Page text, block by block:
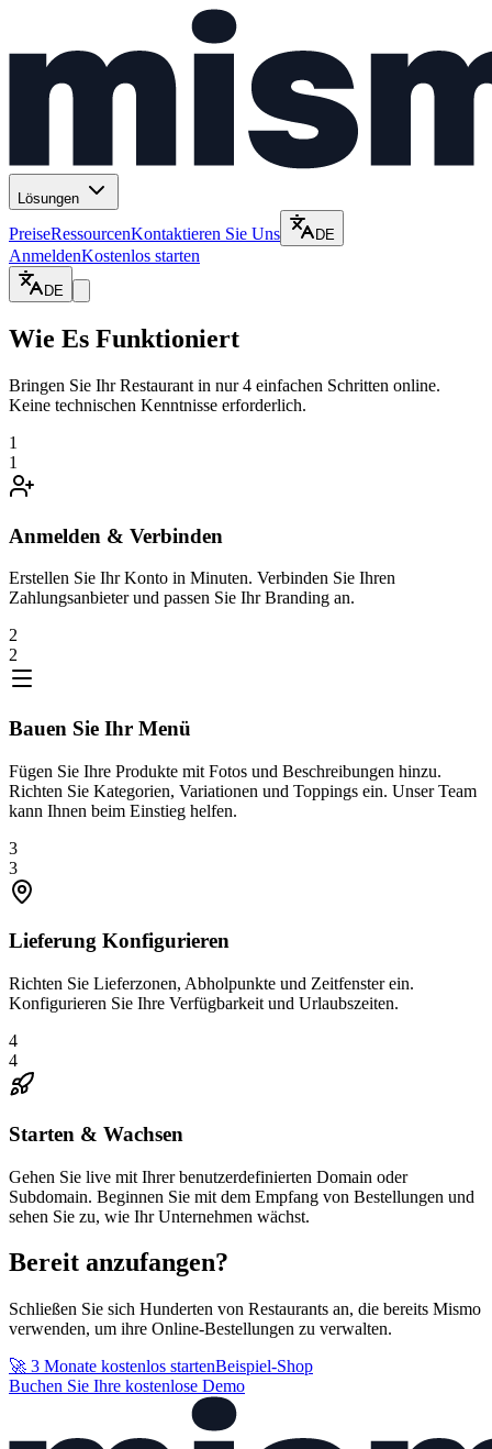
Lösungen
PreiseRessourcenKontaktieren Sie Uns DE
AnmeldenKostenlos starten
DE
Wie Es Funktioniert
Bringen Sie Ihr Restaurant in nur 4 einfachen Schritten online.
Keine technischen Kenntnisse erforderlich.
1
1
Anmelden & Verbinden
Erstellen Sie Ihr Konto in Minuten. Verbinden Sie Ihren
Zahlungsanbieter und passen Sie Ihr Branding an.
2
2
Bauen Sie Ihr Menü
Fügen Sie Ihre Produkte mit Fotos und Beschreibungen hinzu.
Richten Sie Kategorien, Variationen und Toppings ein. Unser Team
kann Ihnen beim Einstieg helfen.
3
3
Lieferung Konfigurieren
Richten Sie Lieferzonen, Abholpunkte und Zeitfenster ein.
Konfigurieren Sie Ihre Verfügbarkeit und Urlaubszeiten.
4
4
Starten & Wachsen
Gehen Sie live mit Ihrer benutzerdefinierten Domain oder
Subdomain. Beginnen Sie mit dem Empfang von Bestellungen und
sehen Sie zu, wie Ihr Unternehmen wächst.
Bereit anzufangen?
Schließen Sie sich Hunderten von Restaurants an, die bereits Mismo
verwenden, um ihre Online-Bestellungen zu verwalten.
🚀 3 Monate kostenlos startenBeispiel-Shop
Buchen Sie Ihre kostenlose Demo